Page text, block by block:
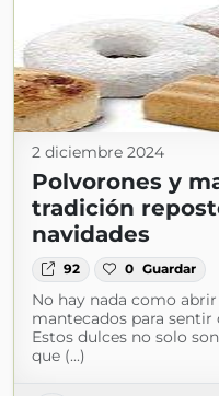
2 diciembre 2024
Polvorones y
tradición
navidades
92 0 Guardar
No hay nada como
mantecados para sentir
Estos dulces no solo
que (...)